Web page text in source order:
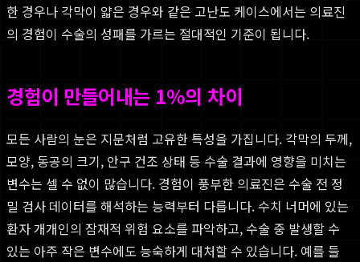
한 경우나 각막이 얇은 경우와 같은 고난도 케이스에서는 의료진
의 경험이 수술의 성패를 가르는 절대적인 기준이 됩니다.
경험이 만들어내는 1%의 차이
모든 사람의 눈은 지문처럼 고유한 특성을 가집니다. 각막의 두께,
모양, 동공의 크기, 안구 건조 상태 등 수술 결과에 영향을 미치는
변수는 셀 수 없이 많습니다. 경험이 풍부한 의료진은 수술 전 정
밀 검사 데이터를 해석하는 능력부터 다릅니다. 수치 너머에 있는
환자 개개인의 잠재적 위험 요소를 파악하고, 수술 중 발생할 수
있는 아주 작은 변수에도 능숙하게 대처할 수 있습니다. 예를 들